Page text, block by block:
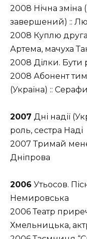
2008 Нічна зміна
завершений) ::
2008 Куплю друга
Артема, мачуха
2008 Ділки. Бути
2008 Абонент
(Україна) ::
2007 Дні надії
роль, сестра Наді
2007 Тримай
Дніпрова
2006 Утьосов.
Немировська
2006 Театр
Хмельницька,